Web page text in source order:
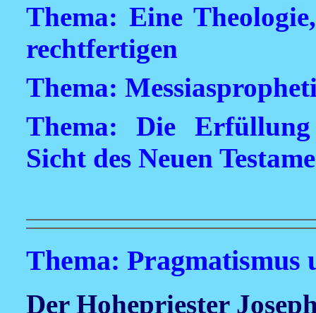
Thema: Eine
rechtfertigen
Thema:
Thema: Die Erfüllung
Sicht des Neuen
Thema: Pragmatismus
Der Hohepriester